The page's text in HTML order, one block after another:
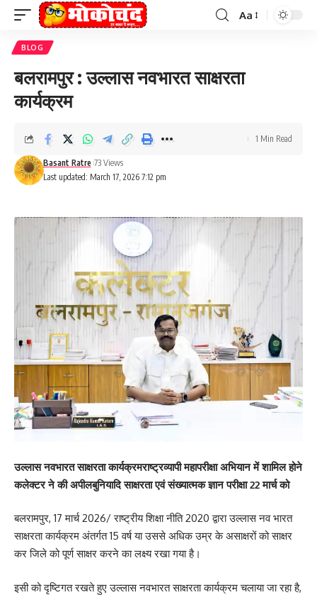
Font
Aa
BLOG
बलरामपुर : उल्लास नवभारत साक्षरता
कार्यक्रम
Last updated: March 17, 2026 7:12 pm
Basant Ratre 73 Views
1 Min Read
उल्लास नवभारत साक्षरता कार्यक्रमराष्ट्रव्यापी महापरीक्षा अभियान में शामिल होने
कलेक्टर ने की अपीलबुनियादि साक्षरता एवं संख्यात्मक ज्ञान परीक्षा 22 मार्च को
बलरामपुर, 17 मार्च 2026/ राष्ट्रीय शिक्षा नीति 2020 द्वारा उल्लास नव भारत
साक्षरता कार्यक्रम अंतर्गत 15 वर्ष या उससे अधिक उम्र के असाक्षरों को साक्षर
कर जिले को पूर्ण साक्षर करने का लक्ष्य रखा गया है।
इसी को दृष्टिगत रखते हुए उल्लास नवभारत साक्षरता कार्यक्रम चलाया जा रहा है,